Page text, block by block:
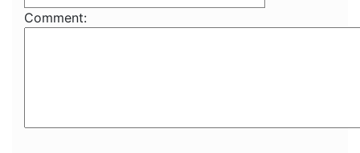
Comment: